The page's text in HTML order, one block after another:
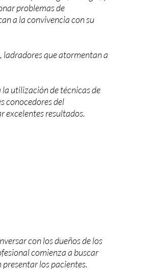
problemas de
a la convivencia con su
ladradores que atormentan a
utilización de técnicas de
conocedores del
excelentes resultados.
con los dueños de los
comienza a buscar
los pacientes.